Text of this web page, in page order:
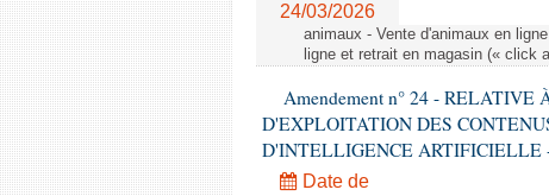
24/03/2026
animaux - Vente d'animaux en
ligne et retrait en magasin (« click
Amendement n° 24 -
D'EXPLOITATION DES
D'INTELLIGENCE ARTIFICIELLE -
Date de